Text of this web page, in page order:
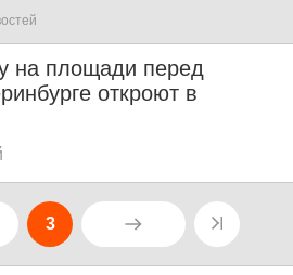
на площади перед
откроют в
3